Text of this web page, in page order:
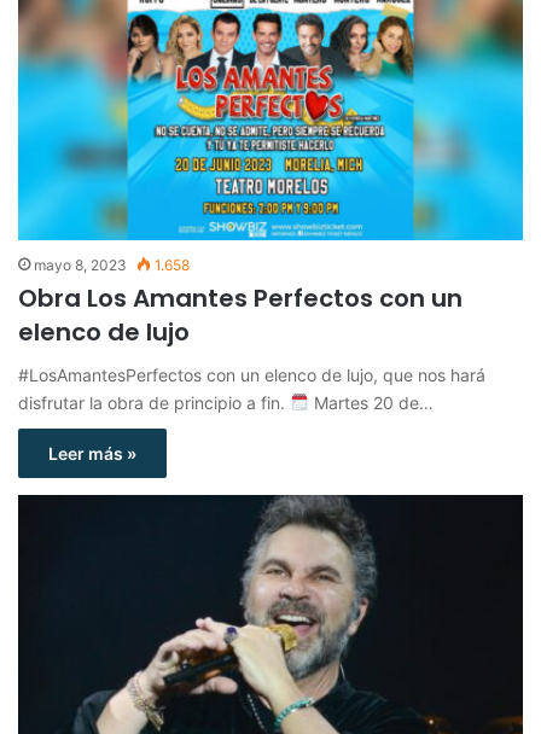
mayo 8, 2023 1.658
Obra Los Amantes Perfectos con un
elenco de lujo
#LosAmantesPerfectos con un elenco de lujo, que nos hará
disfrutar la obra de principio a fin.
Martes 20 de…
Leer más »